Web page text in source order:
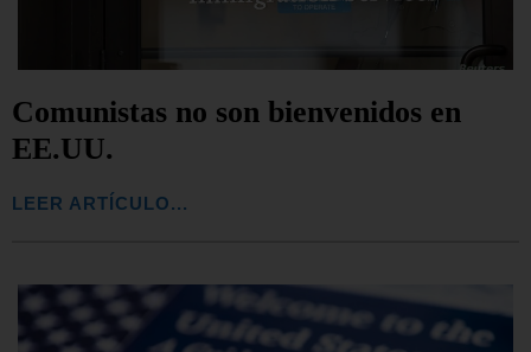
Comunistas no son bienvenidos en
EE.UU.
LEER ARTÍCULO...